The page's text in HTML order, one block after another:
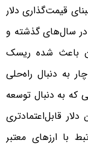
قیمت‌گذاری دلار
در سال‌های گذشته و
باعث شده ریسک
به دنبال راه‌حلی
که به دنبال توسعه
قابل‌اعتمادتری
با ارزهای معتبر